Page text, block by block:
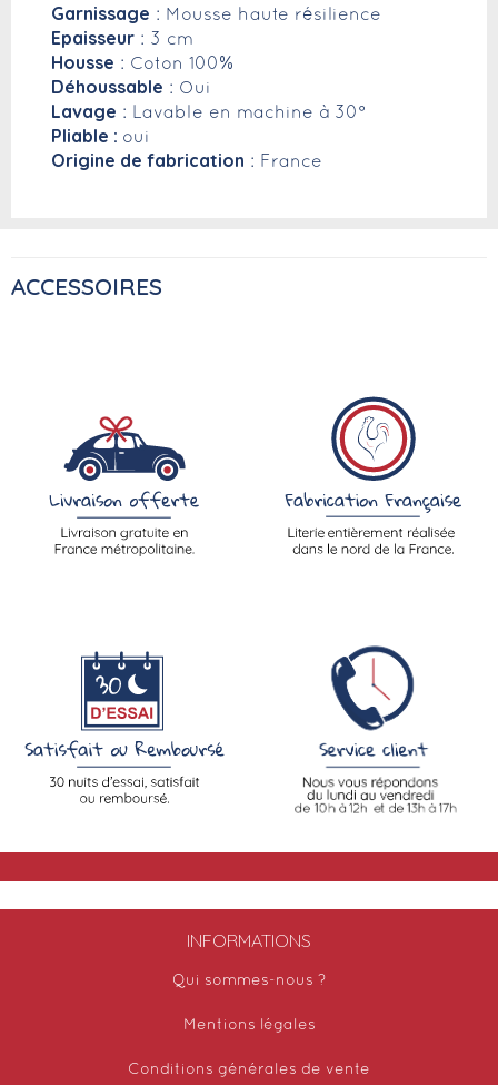
Garnissage : Mousse haute résilience
Epaisseur : 3 cm
Housse : Coton 100%
Déhoussable : Oui
Lavage : Lavable en machine à 30°
Pliable : oui
Origine de fabrication : France
ACCESSOIRES
INFORMATIONS
Qui sommes-nous ?
Mentions légales
Conditions générales de vente